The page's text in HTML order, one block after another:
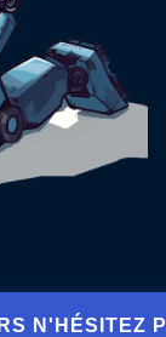
N'HÉSITEZ